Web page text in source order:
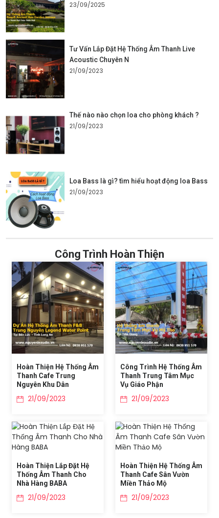
23/09/2025
Tư Vấn Lắp Đặt Hệ Thống Âm Thanh Live
Acoustic Chuyên N
21/09/2023
Thế nào nào chọn loa cho phòng khách ?
21/09/2023
Loa Bass là gì? tìm hiểu hoạt động loa Bass
21/09/2023
Công Trình Hoàn Thiện
Hoàn Thiện Hệ Thống Âm
Thanh Cafe Trung
Nguyên Khu Dân
21/09/2023
Công Trình Hệ Thống Âm
Thanh Trung Tâm Mục
Vụ Giáo Phận
21/09/2023
Hoàn Thiện Lắp Đặt Hệ
Thống Âm Thanh Cho
Nhà Hàng BABA
21/09/2023
Hoàn Thiện Hệ Thống Âm
Thanh Cafe Sân Vườn
Miền Thảo Mộ
21/09/2023